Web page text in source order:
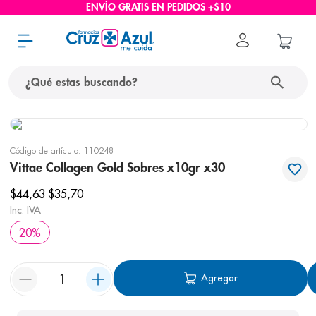
ENVÍO GRATIS EN PEDIDOS +$10
Código de artículo: 110248
Vittae Collagen Gold Sobres x10gr x30
$44,63 $35,70
Inc. IVA
20%
Agregar
términos más buscados
protector solar
3.
4. cerave
shampoo